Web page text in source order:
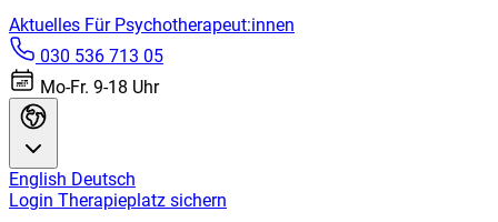
Aktuelles Für Psychotherapeut:innen
030 536 713 05
Mo-Fr. 9-18 Uhr
English Deutsch
Login Therapieplatz sichern